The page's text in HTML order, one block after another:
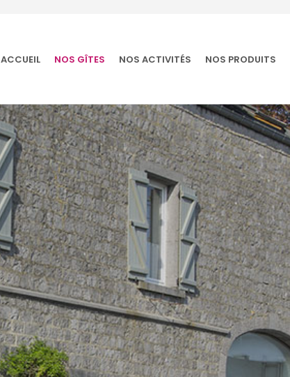
ACCUEIL NOS GÎTES NOS ACTIVITÉS NOS PRODUITS